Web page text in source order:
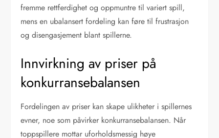
fremme rettferdighet og oppmuntre til variert spill,
mens en ubalansert fordeling kan føre til frustrasjon
og disengasjement blant spillerne.
Innvirkning av priser på
konkurransebalansen
Fordelingen av priser kan skape ulikheter i spillernes
evner, noe som påvirker konkurransebalansen. Når
toppspillere mottar uforholdsmessig høye